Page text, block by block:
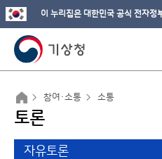
이 누리집은 대한민국 공식 전자정
참여·소통 소통
토론
자유토론